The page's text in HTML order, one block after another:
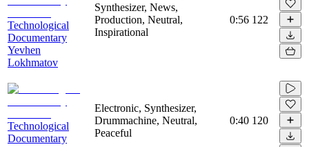
Technological
Documentary
Yevhen
Lokhmatov
Synthesizer, News,
Production, Neutral,
Inspirational
0:56 122
Technological
Documentary
Electronic, Synthesizer,
Drummachine, Neutral,
Peaceful
0:40 120